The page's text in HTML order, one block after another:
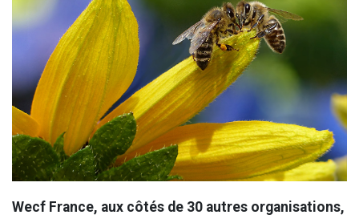
Wecf France, aux côtés de 30 autres organisations,